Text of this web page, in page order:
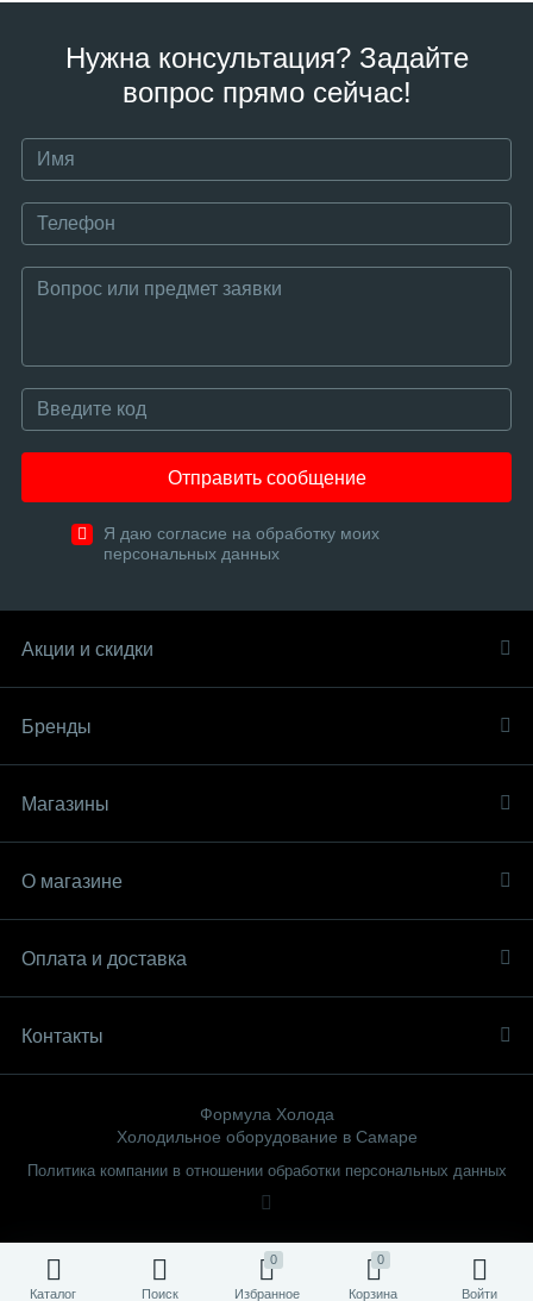
Каталог Поиск
0
Избранное
0
Корзина Войти
Нужна консультация? Задайте
вопрос прямо сейчас!
Отправить сообщение
Я даю согласие на обработку моих
персональных данных
Акции и скидки
Бренды
Магазины
О магазине
Оплата и доставка
Контакты
Формула Холода
Холодильное оборудование в Самаре
Политика компании в отношении обработки персональных данных